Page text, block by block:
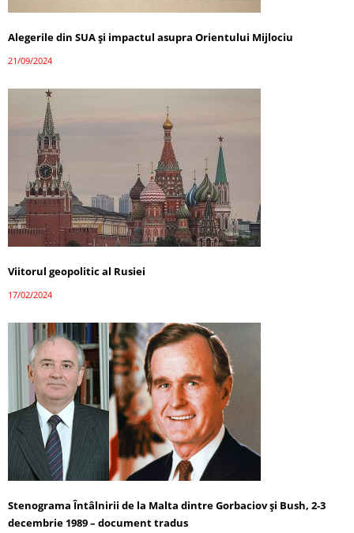
Alegerile din SUA și impactul asupra Orientului Mijlociu
21/09/2024
Viitorul geopolitic al Rusiei
17/02/2024
Stenograma Întâlnirii de la Malta dintre Gorbaciov și Bush, 2-3
decembrie 1989 – document tradus